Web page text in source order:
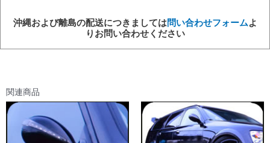
沖縄および離島の配送につきましては問い合わせフォームよ
りお問い合わせください
関連商品